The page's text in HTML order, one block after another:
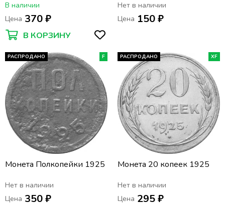
В наличии
Цена 370 ₽
В КОРЗИНУ
Нет в наличии
Цена 150 ₽
РАСПРОДАНО F
Монета Полкопейки 1925
Нет в наличии
Цена 350 ₽
РАСПРОДАНО XF
Монета 20 копеек 1925
Нет в наличии
Цена 295 ₽